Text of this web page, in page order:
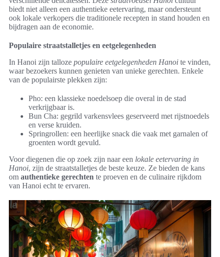
biedt niet alleen een authentieke eetervaring, maar ondersteunt
ook lokale verkopers die traditionele recepten in stand houden en
bijdragen aan de economie.
Populaire straatstalletjes en eetgelegenheden
In Hanoi zijn talloze populaire eetgelegenheden Hanoi te vinden,
waar bezoekers kunnen genieten van unieke gerechten. Enkele
van de populairste plekken zijn:
Pho: een klassieke noedelsoep die overal in de stad
verkrijgbaar is.
Bun Cha: gegrild varkensvlees geserveerd met rijstnoedels
en verse kruiden.
Springrollen: een heerlijke snack die vaak met garnalen of
groenten wordt gevuld.
Voor diegenen die op zoek zijn naar een lokale eetervaring in
Hanoi, zijn de straatstalletjes de beste keuze. Ze bieden de kans
om authentieke gerechten te proeven en de culinaire rijkdom
van Hanoi echt te ervaren.